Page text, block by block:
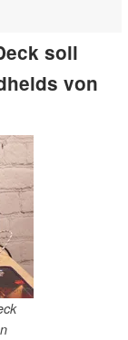
soll
von